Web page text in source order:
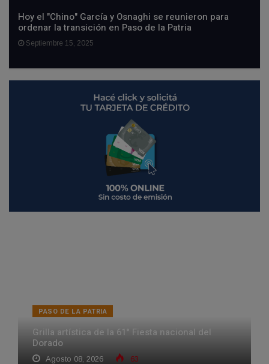
Hoy el "Chino" García y Osnaghi se reunieron para
ordenar la transición en Paso de la Patria
Septiembre 15, 2025
PASO DE LA PATRIA
Grilla artística de la 61° Fiesta nacional del
Dorado
Agosto 08, 2026 63